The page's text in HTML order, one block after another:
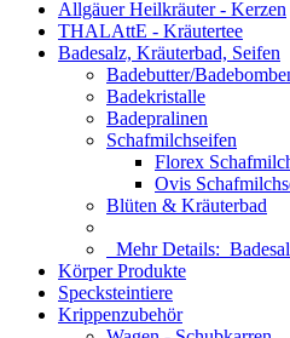
Allgäuer Heilkräuter - Kerzen
THALAttE - Kräutertee
Badesalz, Kräuterbad, Seifen
Badebutter/
Badekristalle
Badepralinen
Schafmilchseifen
Florex
Ovis
Blüten & Kräuterbad
Mehr Details:
Körper Produkte
Specksteintiere
Krippenzubehör